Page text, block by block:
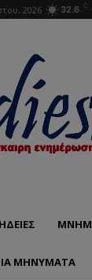
2026 32.6 C
ΜΗΝΥΜΑΤΑ